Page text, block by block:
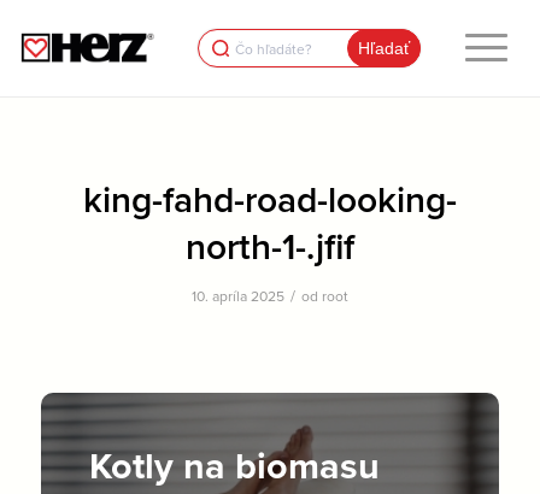
Search
for:
king-fahd-road-looking-
north-1-.jfif
10. apríla 2025 / od root
Kotly na biomasu